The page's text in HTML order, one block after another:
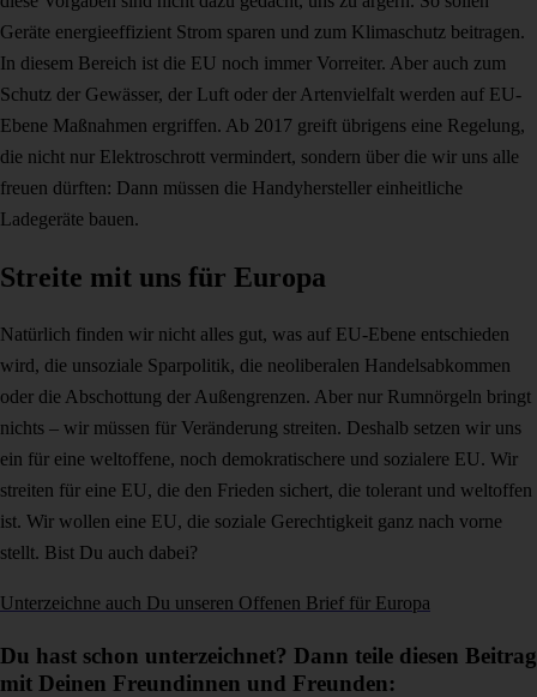
Geräte energieeffizient Strom sparen und zum Klimaschutz beitragen.
In diesem Bereich ist die EU noch immer Vorreiter. Aber auch zum
Schutz der Gewässer, der Luft oder der Artenvielfalt werden auf EU-
Ebene Maßnahmen ergriffen. Ab 2017 greift übrigens eine Regelung,
die nicht nur Elektroschrott vermindert, sondern über die wir uns alle
freuen dürften: Dann müssen die Handyhersteller einheitliche
Ladegeräte bauen.
Streite mit uns für Europa
Natürlich finden wir nicht alles gut, was auf EU-Ebene entschieden
wird, die unsoziale Sparpolitik, die neoliberalen Handelsabkommen
oder die Abschottung der Außengrenzen. Aber nur Rumnörgeln bringt
nichts – wir müssen für Veränderung streiten. Deshalb setzen wir uns
ein für eine weltoffene, noch demokratischere und sozialere EU. Wir
streiten für eine EU, die den Frieden sichert, die tolerant und weltoffen
ist. Wir wollen eine EU, die soziale Gerechtigkeit ganz nach vorne
stellt. Bist Du auch dabei?
Unterzeichne auch Du unseren Offenen Brief für Europa
Du hast schon unterzeichnet? Dann teile diesen Beitrag
mit Deinen Freundinnen und Freunden: